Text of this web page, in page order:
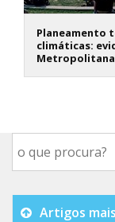
Planeamento
climáticas:
Artigos